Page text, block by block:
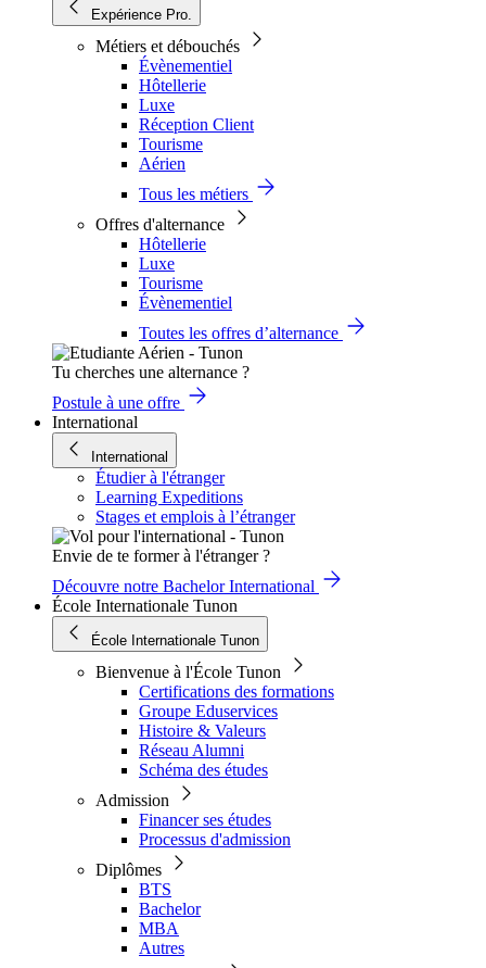
Expérience Pro.
Métiers et débouchés
Évènementiel
Hôtellerie
Luxe
Réception Client
Tourisme
Aérien
Tous les métiers
Offres d'alternance
Hôtellerie
Luxe
Tourisme
Évènementiel
Toutes les offres d’alternance
Tu cherches une alternance ?
Postule à une offre
International
International
Étudier à l'étranger
Learning Expeditions
Stages et emplois à l’étranger
Envie de te former à l'étranger ?
Découvre notre Bachelor International
École Internationale Tunon
École Internationale Tunon
Bienvenue à l'École Tunon
Certifications des formations
Groupe Eduservices
Histoire & Valeurs
Réseau Alumni
Schéma des études
Admission
Financer ses études
Processus d'admission
Diplômes
BTS
Bachelor
MBA
Autres